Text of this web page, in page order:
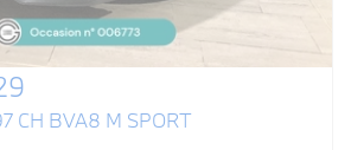
CH BVA8 M SPORT